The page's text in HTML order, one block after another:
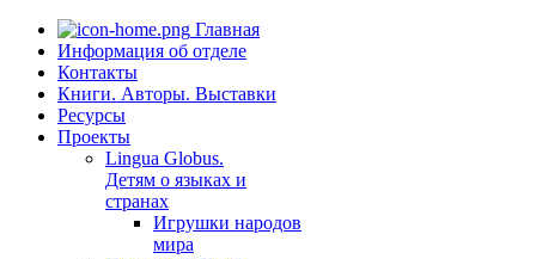
Главная
Информация об отделе
Контакты
Книги. Авторы. Выставки
Ресурсы
Проекты
Lingua Globus.
Детям о языках и
странах
Игрушки народов
мира